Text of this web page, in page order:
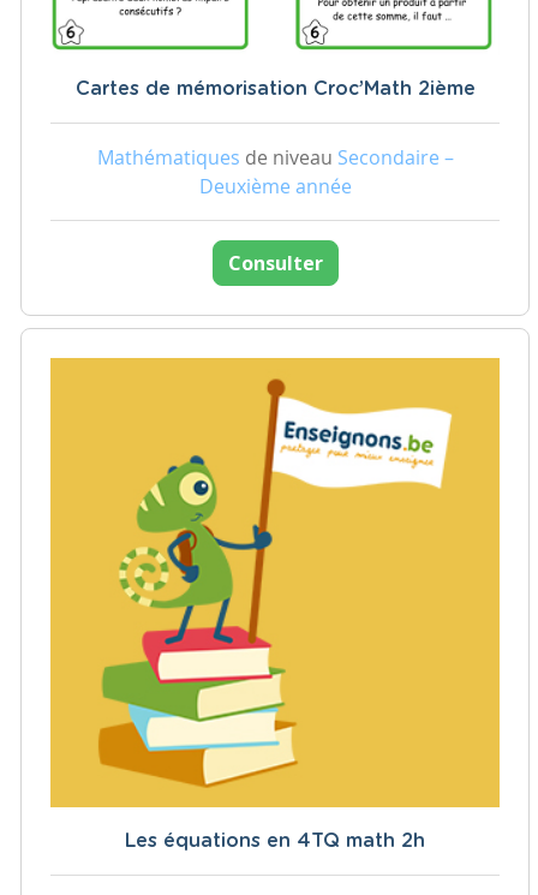
Cartes de mémorisation Croc’Math 2ième
Mathématiques de niveau Secondaire –
Deuxième année
Consulter
Les équations en 4TQ math 2h